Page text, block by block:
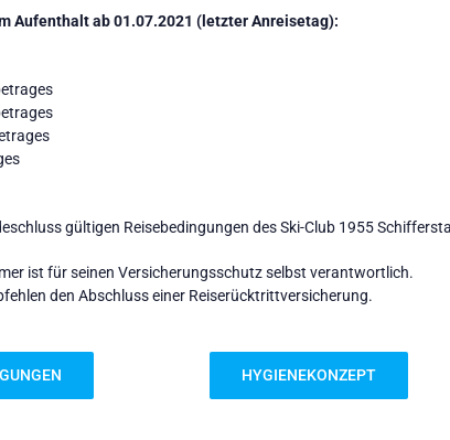
Aufenthalt ab 01.07.2021 (letzter Anreisetag):
gültigen Reisebedingungen des Ski-Club 1955
ist für seinen Versicherungsschutz selbst verantwortlich.
den Abschluss einer Reiserücktrittversicherung.
HYGIENEKONZEPT